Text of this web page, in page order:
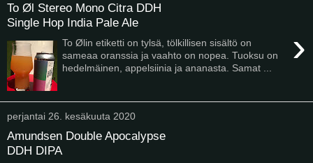
To Øl Stereo Mono Citra DDH
Single Hop India Pale Ale
›
To Ølin etiketti on tylsä, tölkillisen sisältö on
sameaa oranssia ja vaahto on nopea. Tuoksu on
hedelmäinen, appelsiinia ja ananasta. Samat ...
perjantai 26. kesäkuuta 2020
Amundsen Double Apocalypse
DDH DIPA